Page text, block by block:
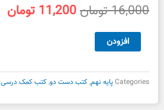
16,000تومانقیمت
11,200 تومان
کار
نهم
سپید
افزودن
Categoriesپایه نهم,کتب دست دو,کتب کمک درسی